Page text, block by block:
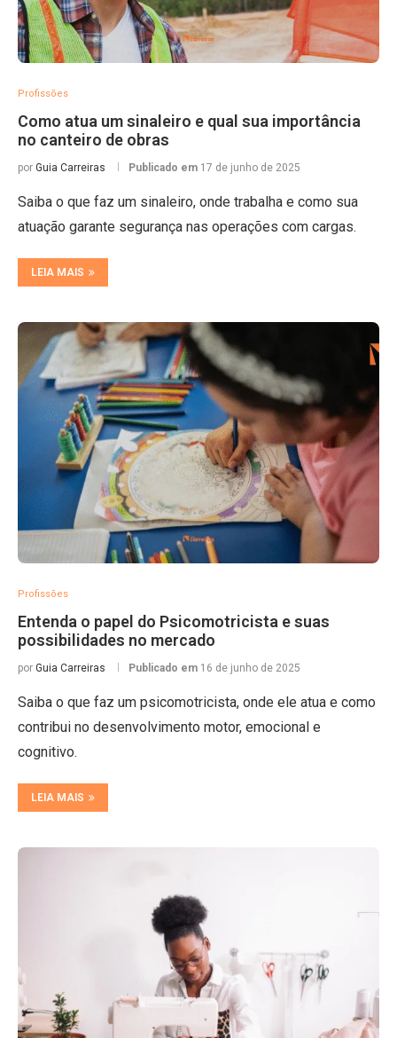
Profissões
Como atua um sinaleiro e qual sua importância
no canteiro de obras
por Guia Carreiras Publicado em 17 de junho de 2025
Saiba o que faz um sinaleiro, onde trabalha e como sua
atuação garante segurança nas operações com cargas.
LEIA MAIS
Profissões
Entenda o papel do Psicomotricista e suas
possibilidades no mercado
por Guia Carreiras Publicado em 16 de junho de 2025
Saiba o que faz um psicomotricista, onde ele atua e como
contribui no desenvolvimento motor, emocional e
cognitivo.
LEIA MAIS